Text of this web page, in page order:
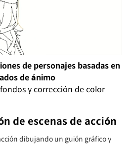
de personajes basadas en
de ánimo
y corrección de color
de escenas de acción
dibujando un guión gráfico y